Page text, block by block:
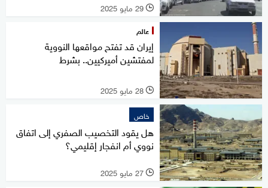
l 29 مايو 2025
عالم
إيران قد تفتح مواقعها النووية
لمفتشين أميركيين.. بشرط
l 28 مايو 2025
خاص
هل يقود التخصيب الصفري إلى اتفاق
نووي أم انفجار إقليمي؟
l 27 مايو 2025